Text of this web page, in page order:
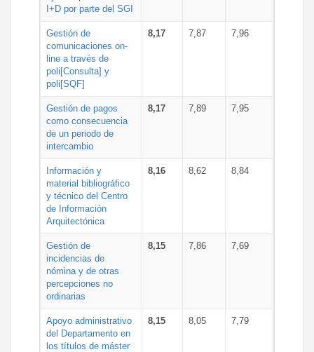
I+D por parte del SGI
Gestión de
comunicaciones on-
line a través de
poli[Consulta] y
poli[SQF]
8,17 7,87 7,96
Gestión de pagos
como consecuencia
de un periodo de
intercambio
8,17 7,89 7,95
Información y
material bibliográfico
y técnico del Centro
de Información
Arquitectónica
8,16 8,62 8,84
Gestión de
incidencias de
nómina y de otras
percepciones no
ordinarias
8,15 7,86 7,69
Apoyo administrativo
del Departamento en
los títulos de máster
8,15 8,05 7,79